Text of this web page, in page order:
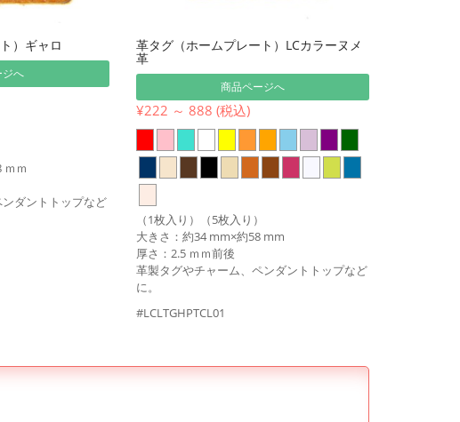
）ギャロ
ジへ
ｍｍ
ダントトップなど
革タグ（ホームプレート）LCカラーヌメ
革
商品ページへ
¥222 ～ 888 (税込)
（1枚入り）（5枚入り）
大きさ：約34 mm×約58 mm
厚さ：2.5 ｍｍ前後
革製タグやチャーム、ペンダントトップなど
に。
#LCLTGHPTCL01